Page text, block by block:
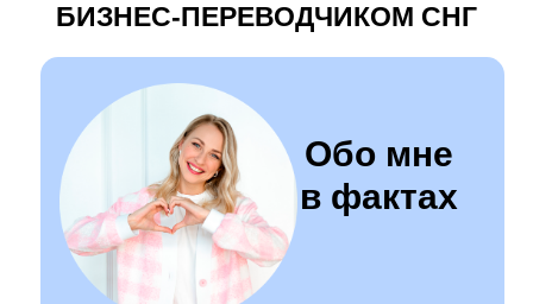
Обо мне
в фактах
БИЗНЕС-ПЕРЕВОДЧИКОМ СНГ